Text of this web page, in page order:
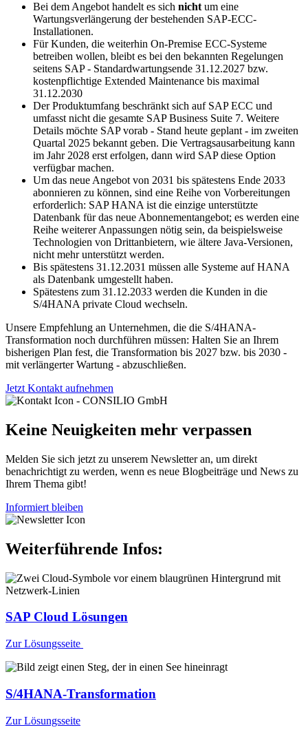
Bei dem Angebot handelt es sich nicht um eine
Wartungsverlängerung der bestehenden SAP-ECC-
Installationen.
Für Kunden, die weiterhin On-Premise ECC-Systeme
betreiben wollen, bleibt es bei den bekannten Regelungen
seitens SAP - Standardwartungsende 31.12.2027 bzw.
kostenpflichtige Extended Maintenance bis maximal
31.12.2030
Der Produktumfang beschränkt sich auf SAP ECC und
umfasst nicht die gesamte SAP Business Suite 7. Weitere
Details möchte SAP vorab - Stand heute geplant - im zweiten
Quartal 2025 bekannt geben. Die Vertragsausarbeitung kann
im Jahr 2028 erst erfolgen, dann wird SAP diese Option
verfügbar machen.
Um das neue Angebot von 2031 bis spätestens Ende 2033
abonnieren zu können, sind eine Reihe von Vorbereitungen
erforderlich: SAP HANA ist die einzige unterstützte
Datenbank für das neue Abonnementangebot; es werden eine
Reihe weiterer Anpassungen nötig sein, da beispielsweise
Technologien von Drittanbietern, wie ältere Java-Versionen,
nicht mehr unterstützt werden.
Bis spätestens 31.12.2031 müssen alle Systeme auf HANA
als Datenbank umgestellt haben.
Spätestens zum 31.12.2033 werden die Kunden in die
S/4HANA private Cloud wechseln.
Unsere Empfehlung an Unternehmen, die die S/4HANA-
Transformation noch durchführen müssen: Halten Sie an Ihrem
bisherigen Plan fest, die Transformation bis 2027 bzw. bis 2030 -
mit verlängerter Wartung - abzuschließen.
Jetzt Kontakt aufnehmen
Keine Neuigkeiten mehr verpassen
Melden Sie sich jetzt zu unserem Newsletter an, um direkt
benachrichtigt zu werden, wenn es neue Blogbeiträge und News zu
Ihrem Thema gibt!
Informiert bleiben
Weiterführende Infos:
SAP Cloud Lösungen
Zur Lösungsseite
S/4HANA-Transformation
Zur Lösungsseite